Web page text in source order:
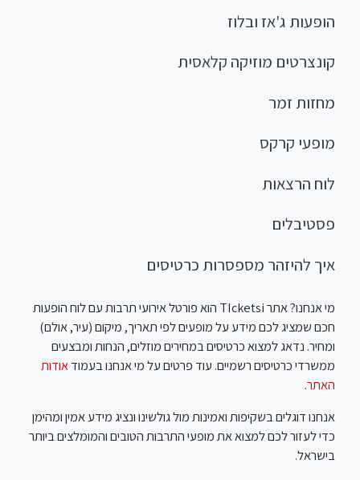
הופעות ג'אז ובלוז
קונצרטים מוזיקה קלאסית
מחזות זמר
מופעי קרקס
לוח הרצאות
פסטיבלים
איך להיזהר מספסרות כרטיסים
מי אנחנו? אתר TIcketsi הוא פורטל אירועי תרבות עם לוח הופעות
חכם שמציג לכם מידע על מופעים לפי תאריך, מיקום (עיר, אולם)
ומחיר. נדאג למצוא כרטיסים במחירים מוזלים, הנחות ומבצעים
ממשרדי כרטיסים רשמיים. עוד פרטים על מי אנחנו בעמודאודות
האתר.
אנחנו דוגלים בשקיפות ואמינות מול גולשינו ונציג מידע אמין ומהימן
כדי לעזור לכם למצוא את מופעי התרבות הטובים והמומלצים ביותר
בישראל.